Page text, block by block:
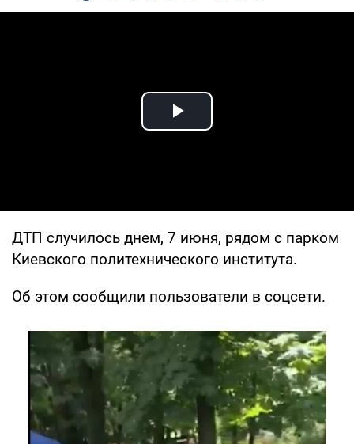
Play Video
ДТП случилось днем, 7 июня, рядом с парком
Киевского политехнического института.
Об этом сообщили пользователи в соцсети.